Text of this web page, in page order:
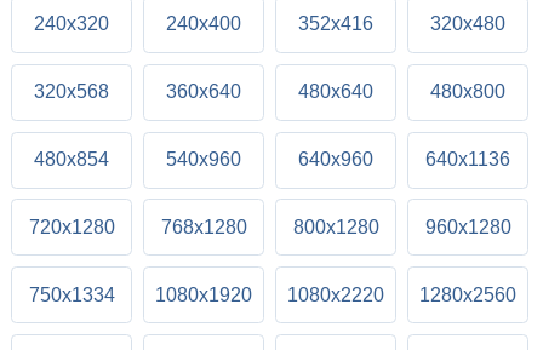
240x320 240x400 352x416 320x480
320x568 360x640 480x640 480x800
480x854 540x960 640x960 640x1136
720x1280 768x1280 800x1280 960x1280
750x1334 1080x1920 1080x2220 1280x2560